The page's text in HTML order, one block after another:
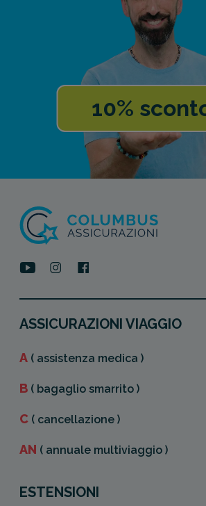
10%
ASSICURAZIONI VIAGGIO
A ( assistenza medica )
B ( bagaglio smarrito )
C ( cancellazione )
AN ( annuale multiviaggio )
ESTENSIONI